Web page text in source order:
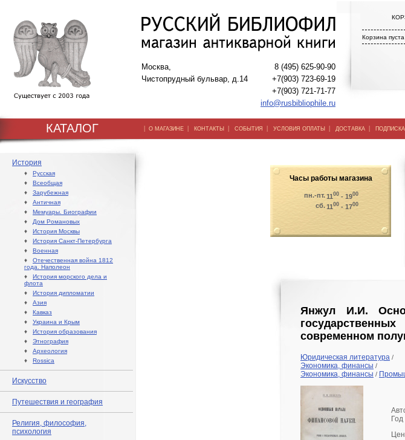
Москва,
Чистопрудный бульвар, д.14
8 (495) 625-90-90
+7(903) 723-69-19
+7(903) 721-71-77
info@rusbibliophile.ru
Корзина пуста
КАТАЛОГ | О МАГАЗИНЕ | КОНТАКТЫ | СОБЫТИЯ | УСЛОВИЯ ОПЛАТЫ | ДОСТАВКА | ПОДПИСКА
История
♦ Русская
♦ Всеобщая
♦ Зарубежная
♦ Античная
♦ Мемуары. Биографии
♦ Дом Романовых
♦ История Москвы
♦ История Санкт-Петербурга
♦ Военная
♦ Отечественная война 1812
года. Наполеон
♦ История морского дела и
флота
♦ История дипломатии
♦ Азия
♦ Кавказ
♦ Украина и Крым
♦ История образования
♦ Этнография
♦ Археология
♦ Rossica
Искусство
Путешествия и география
Религия, философия,
психология
Часы работы магазина
пн.-пт.1100 - 1900
сб.1100 - 1700
Янжул И.И.
современном
Юридическая литература /
Экономика, финансы /
Экономика, финансы /